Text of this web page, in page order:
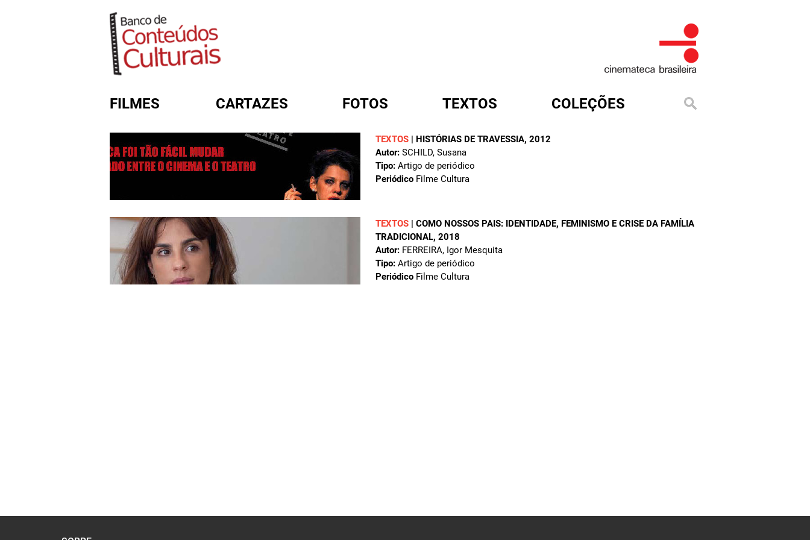
FILMES CARTAZES FOTOS TEXTOS COLEÇÕES
TEXTOS | HISTÓRIAS DE TRAVESSIA, 2012
Autor: SCHILD, Susana
Tipo: Artigo de periódico
Periódico Filme Cultura
TEXTOS | COMO NOSSOS PAIS: IDENTIDADE, FEMINISMO E CRISE DA FAMÍLIA
TRADICIONAL, 2018
Autor: FERREIRA, Igor Mesquita
Tipo: Artigo de periódico
Periódico Filme Cultura
FORMULÁRIO DE BUSCA